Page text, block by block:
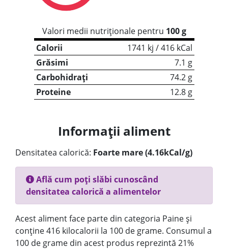
Valori medii nutriționale pentru 100 g
Calorii
1741 kj / 416 kCal
Grăsimi
7.1 g
Carbohidrați
74.2 g
Proteine
12.8 g
Informații aliment
Densitatea calorică: Foarte mare (4.16kCal/g)
Află cum poți slăbi cunoscând
densitatea calorică a alimentelor
Acest aliment face parte din categoria Paine și
conține 416 kilocalorii la 100 de grame. Consumul a
100 de grame din acest produs reprezintă 21%